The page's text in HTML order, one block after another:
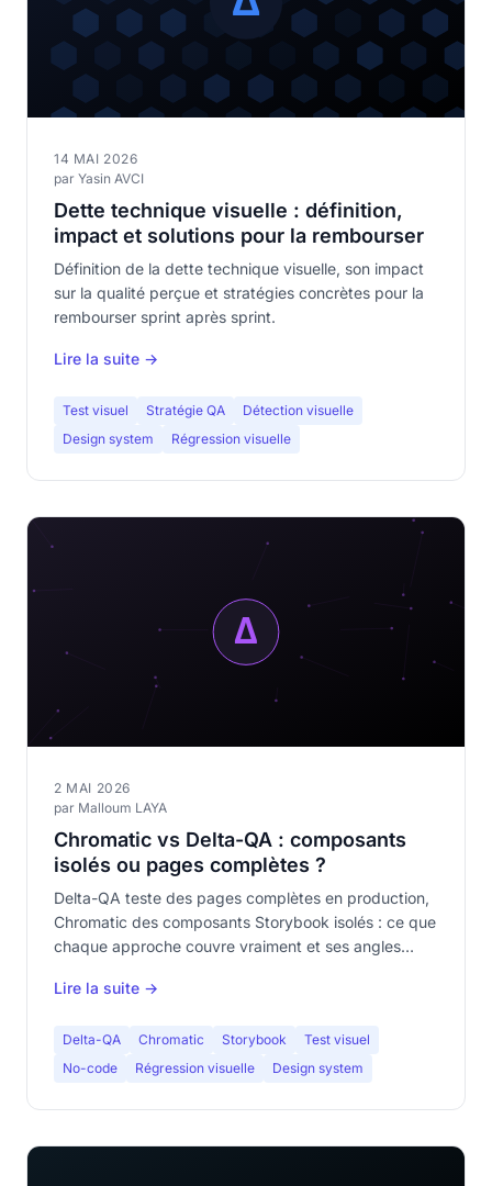
14 MAI 2026
par Yasin AVCI
Dette technique visuelle : définition,
impact et solutions pour la rembourser
Définition de la dette technique visuelle, son impact
sur la qualité perçue et stratégies concrètes pour la
rembourser sprint après sprint.
Lire la suite →
Test visuel Stratégie QA
Détection visuelle
Design system
Régression visuelle
2 MAI 2026
par Malloum LAYA
Chromatic vs Delta-QA : composants
isolés ou pages complètes ?
Delta-QA teste des pages complètes en production,
Chromatic des composants Storybook isolés : ce que
chaque approche couvre vraiment et ses angles
Lire la suite →
Delta-QA Chromatic Storybook
Test visuel
No-code
Régression visuelle Design system